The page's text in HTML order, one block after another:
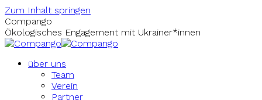
Zum Inhalt springen
Compango
Ökologisches Engagement mit Ukrainer*innen
über uns
Team
Verein
Partner